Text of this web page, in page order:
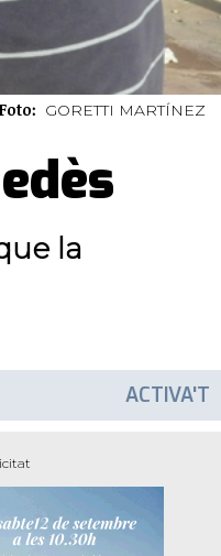
Foto: GORETTI MARTÍNEZ
la
ACTIVA'T